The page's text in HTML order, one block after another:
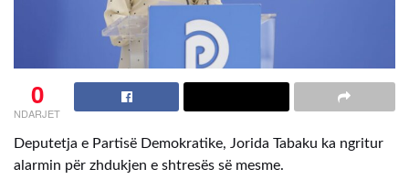
0
NDARJET
Deputetja e Partisë Demokratike, Jorida Tabaku ka ngritur
alarmin për zhdukjen e shtresës së mesme.